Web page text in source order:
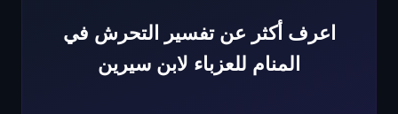
اعرف أكثر عن تفسير التحرش في
المنام للعزباء لابن سيرين